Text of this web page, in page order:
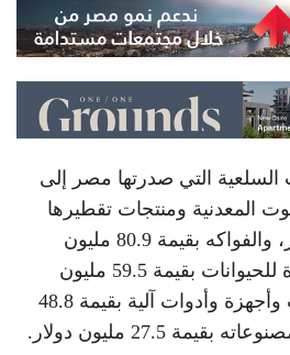
التي صدرتها مصر إلى
المعدنية ومنتجات تقطيرها
بقيمة 885.1 مليون دولار، والفواكه بقيمة 80.9 مليون
دولار، والأغذية المحضرة للحيوانات بقيمة 59.5 مليون
دولار، والمراجل والآلات وأجهزة وأدوات آلية بقيمة 48.8
27.5 مليون دولار.